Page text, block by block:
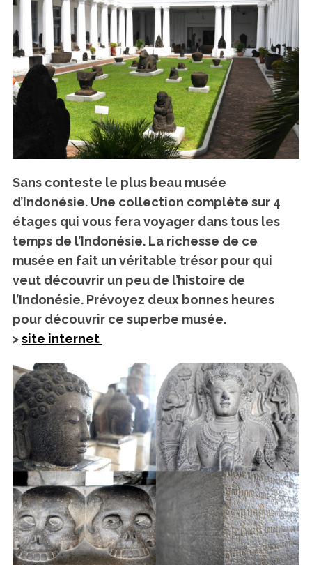
Sans conteste le plus beau musée
d’Indonésie.Une collection complète sur 4
étages qui vous fera voyager dans tous les
temps de l’Indonésie. La richesse de ce
musée en fait un véritable trésor pour qui
veut découvrir un peu de l’histoire de
l’Indonésie. Prévoyez deux bonnes heures
pour découvrir ce superbe musée.
>site internet